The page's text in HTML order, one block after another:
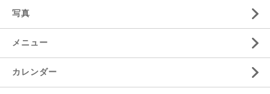
写真
メニュー
カレンダー